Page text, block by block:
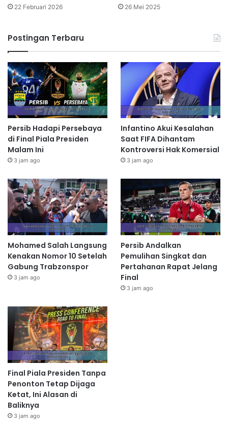
22 Februari 2026 26 Mei 2025
Postingan Terbaru
Persib Hadapi Persebaya
di Final Piala Presiden
Malam Ini
3 jam ago
Infantino Akui Kesalahan
Saat FIFA Dihantam
Kontroversi Hak Komersial
3 jam ago
Mohamed Salah Langsung
Kenakan Nomor 10 Setelah
Gabung Trabzonspor
3 jam ago
Persib Andalkan
Pemulihan Singkat dan
Pertahanan Rapat Jelang
Final
3 jam ago
Final Piala Presiden Tanpa
Penonton Tetap Dijaga
Ketat, Ini Alasan di
Baliknya
3 jam ago